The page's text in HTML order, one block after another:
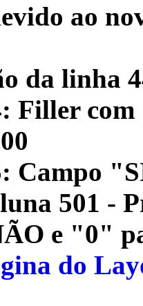
ao
da linha
Filler com
Campo
501 -
e "0"
do